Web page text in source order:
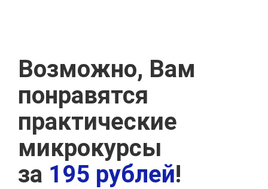
Возможно, Вам
понравятся
практические
микрокурсы
за 195 рублей!